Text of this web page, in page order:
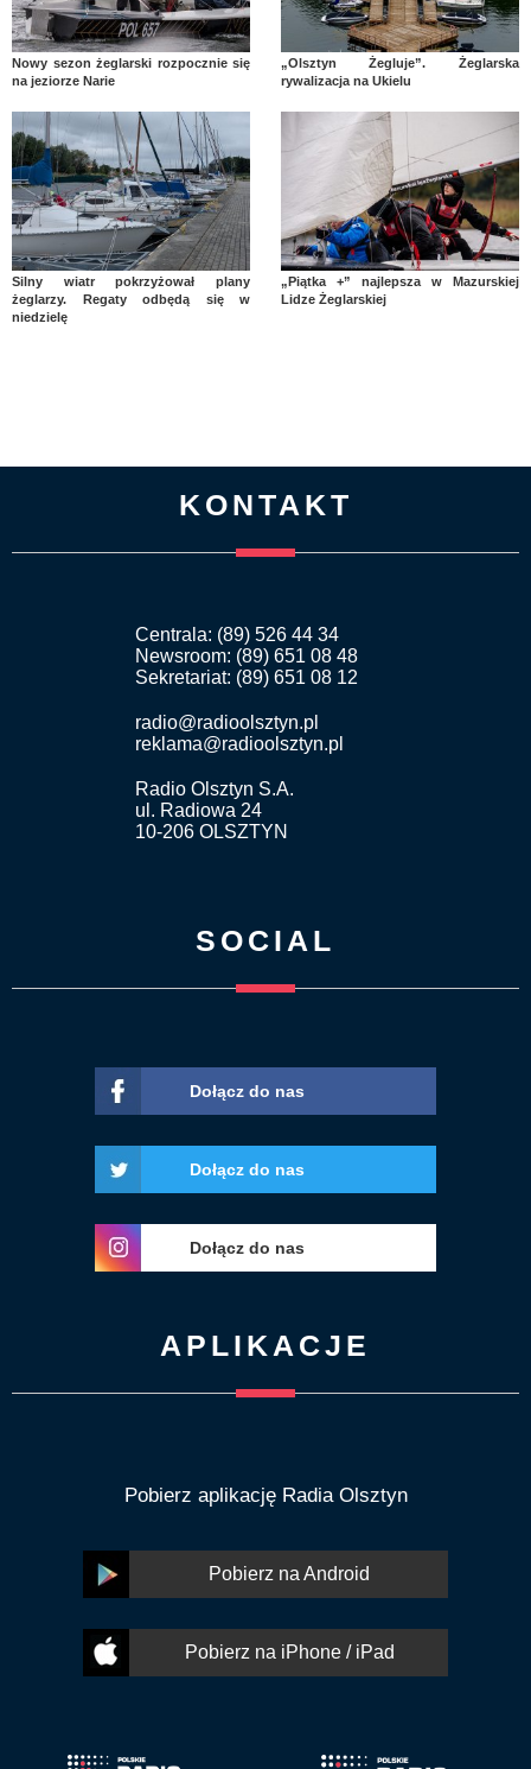
Nowy sezon żeglarski rozpocznie się
na jeziorze Narie
„Olsztyn Żegluje”. Żeglarska
rywalizacja na Ukielu
Silny wiatr pokrzyżował plany
żeglarzy. Regaty odbędą się w
niedzielę
„Piątka +” najlepsza w Mazurskiej
Lidze Żeglarskiej
KONTAKT
Centrala: (89) 526 44 34
Newsroom: (89) 651 08 48
Sekretariat: (89) 651 08 12
radio@radioolsztyn.pl
reklama@radioolsztyn.pl
Radio Olsztyn S.A.
ul. Radiowa 24
10-206 OLSZTYN
SOCIAL
Dołącz do nas
Dołącz do nas
Dołącz do nas
APLIKACJE
Pobierz aplikację Radia Olsztyn
Pobierz na Android
Pobierz na iPhone / iPad